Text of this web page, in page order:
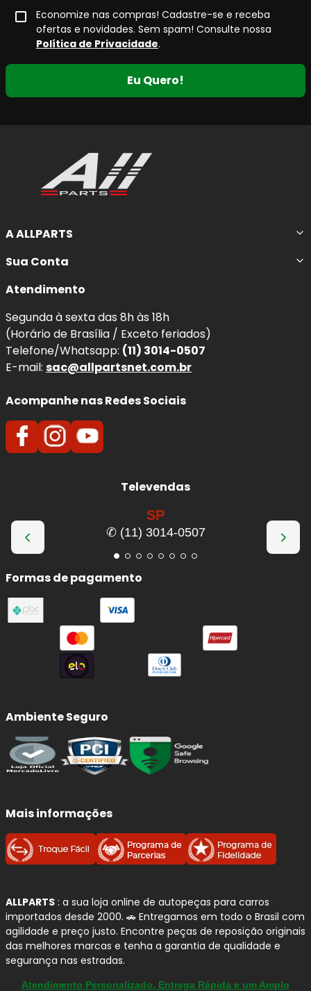
Economize nas compras! Cadastre-se e receba
ofertas e novidades. Sem spam! Consulte nossa
Política de Privacidade.
Eu Quero!
A ALLPARTS
Sua Conta
Atendimento
Segunda à sexta das 8h às 18h
(Horário de Brasília / Exceto feriados)
Telefone/Whatsapp: (11) 3014-0507
E-mail: sac@allpartsnet.com.br
Acompanhe nas Redes Sociais
Televendas
SP
✆ (11) 3014-0507
Formas de pagamento
Ambiente Seguro
Mais informações
ALLPARTS : a sua loja online de autopeças para carros
importados desde 2000. 🚗 Entregamos em todo o Brasil com
agilidade e preço justo. Encontre peças de reposição originais
das melhores marcas e tenha a garantia de qualidade e
segurança nas estradas.
Atendimento Personalizado, Entrega Rápida e um Amplo